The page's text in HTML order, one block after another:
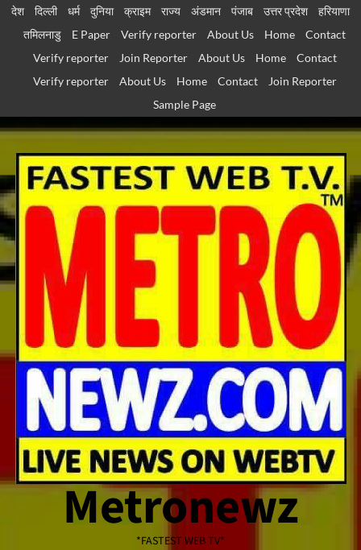
Skip
देश दिल्ली धर्म दुनिया क्राइम राज्य अंडमान पंजाब उत्तर प्रदेश
हरियाणा
तमिलनाडु
E Paper Verify reporter About Us Home
Contact
Verify reporter
Join Reporter About Us Home
Contact
Verify reporter
About Us Home Contact
Join Reporter
Sample Page
Metronewz
*FASTEST WEB TV*